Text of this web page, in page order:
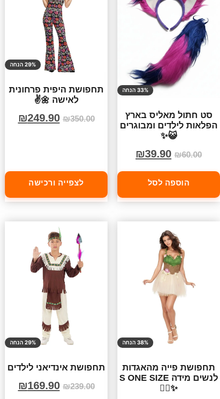
33% הנחה
סט חתול מאליס בארץ
הפלאות לילדים ומבוגרים
😺✨
₪60.00
₪39.90
הוספה לסל
29% הנחה
תחפושת היפית פרחונית
לאישה 🌼✌️
₪350.00
₪249.90
לצפייה ורכישה
38% הנחה
תחפושת פייה מהאגדות
לנשים מידה S ONE SIZE
✨🧚‍♀️
29% הנחה
תחפושת אינדיאני לילדים
₪239.00
₪169.90